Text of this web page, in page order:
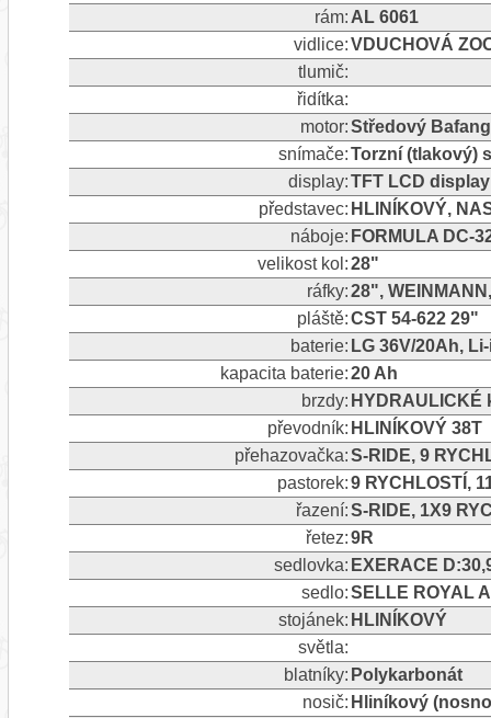
rám: AL 6061
vidlice:VDUCHOVÁ
tlumič:
řidítka:
motor:Středový
snímače:Torzní (tlakový)
display:TFT LCD
představec: HLINÍKOVÝ,
náboje: FORMULA DC-
velikost kol:28"
ráfky:28",
pláště:CST 54-622 29"
baterie: LG 36V/20Ah,
kapacita baterie:20 Ah
brzdy: HYDRAULICKÉ
převodník: HLINÍKOVÝ 38T
přehazovačka:S-RIDE, 9
pastorek:9 RYCHLOSTÍ,
řazení:S-RIDE, 1X9
řetez:9R
sedlovka: EXERACE
sedlo:SELLE ROYAL
stojánek: HLINÍKOVÝ
světla:
blatníky: Polykarbonát
nosič: Hliníkový